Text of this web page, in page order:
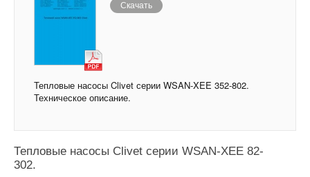
Скачать
Тепловые насосы Clivet серии WSAN-XEE 352-802.
Техническое описание.
Тепловые насосы Clivet серии WSAN-XEE 82-
302.